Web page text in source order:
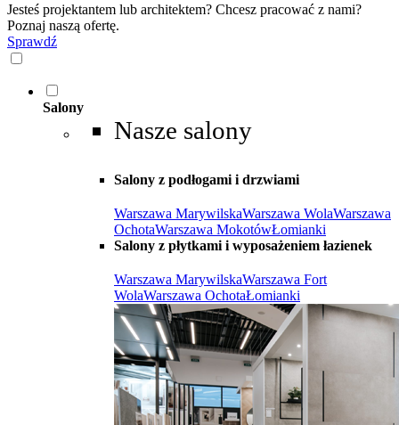
Jesteś projektantem lub architektem? Chcesz pracować z nami?
Poznaj naszą ofertę.
Sprawdź
Salony
Nasze salony
Salony z podłogami i drzwiami
Warszawa MarywilskaWarszawa WolaWarszawa
OchotaWarszawa MokotówŁomianki
Salony z płytkami i wyposażeniem łazienek
Warszawa MarywilskaWarszawa Fort
WolaWarszawa OchotaŁomianki